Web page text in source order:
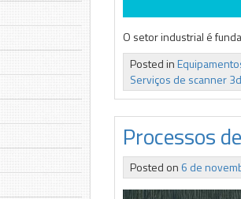
O setor industrial é
Posted in
Serviços de scanner 3d
Processos
Posted on 6 de